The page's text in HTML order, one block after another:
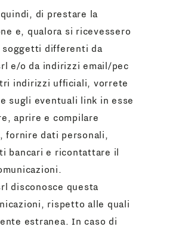
quindi, di prestare la
e, qualora si ricevessero
soggetti differenti da
e/o da indirizzi email/pec
indirizzi ufficiali, vorrete
sugli eventuali link in esse
aprire e compilare
fornire dati personali,
bancari e ricontattare il
disconosce questa
rispetto alle quali
estranea. In caso di